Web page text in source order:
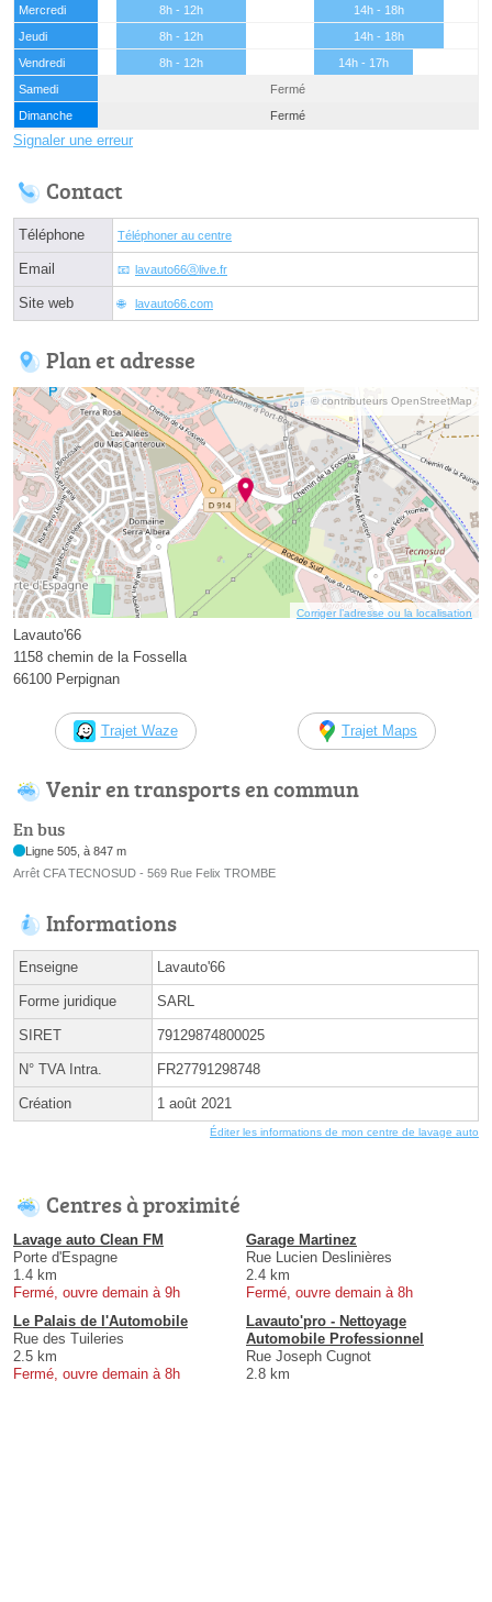
Mercredi
8h - 12h
14h - 18h
Jeudi
8h - 12h
14h - 18h
Vendredi
8h - 12h
14h - 17h
Samedi
Fermé
Dimanche
Fermé
Signaler une erreur
Contact
Téléphone Téléphoner au centre
Email lavauto66ⓐlive.fr
Site web lavauto66.com
Plan et adresse
© contributeurs OpenStreetMap
Corriger l’adresse ou la localisation
Lavauto'66
1158 chemin de la Fossella
66100 Perpignan
Trajet Waze Trajet Maps
Venir en transports en commun
En bus
Ligne 505, à 847 m
Arrêt CFA TECNOSUD - 569 Rue Felix TROMBE
Informations
Enseigne Lavauto'66
Forme juridique SARL
SIRET 79129874800025
N° TVA Intra. FR27791298748
Création 1 août 2021
Éditer les informations de mon centre de lavage auto
Centres à proximité
Lavage auto Clean FM
Porte d'Espagne
1.4 km
Fermé, ouvre demain à 9h
Garage Martinez
Rue Lucien Deslinières
2.4 km
Fermé, ouvre demain à 8h
Le Palais de l'Automobile
Rue des Tuileries
2.5 km
Fermé, ouvre demain à 8h
Lavauto'pro - Nettoyage
Automobile Professionnel
Rue Joseph Cugnot
2.8 km